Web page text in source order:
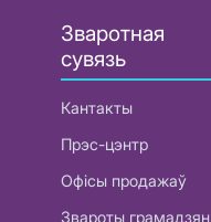
Зваротная
сувязь
Кантакты
Прэс-цэнтр
Офісы продажаў
Звароты грамадзян